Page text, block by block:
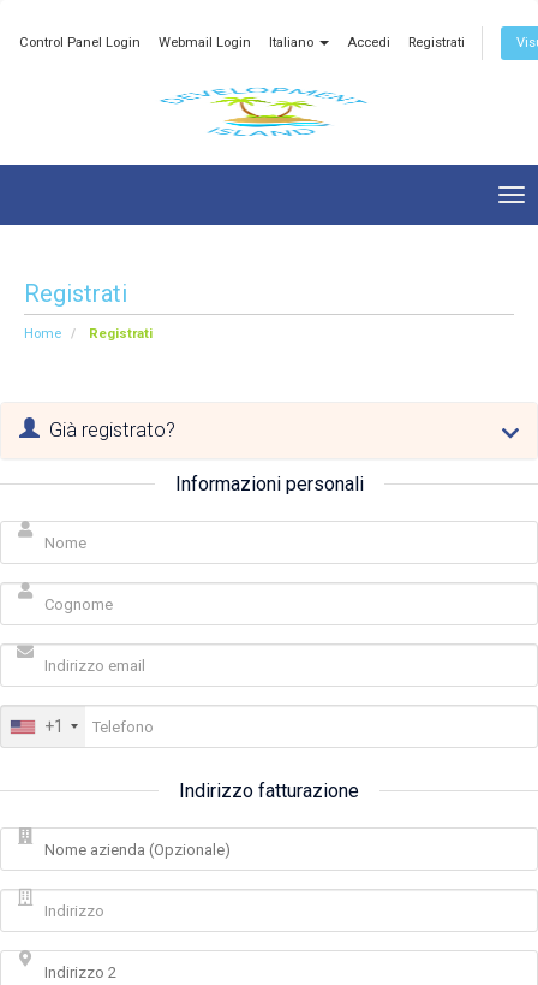
Control Panel Login Webmail Login Italiano Accedi Registrati
Registrati
Home Registrati
Già registrato?
Informazioni personali
+1
Indirizzo fatturazione